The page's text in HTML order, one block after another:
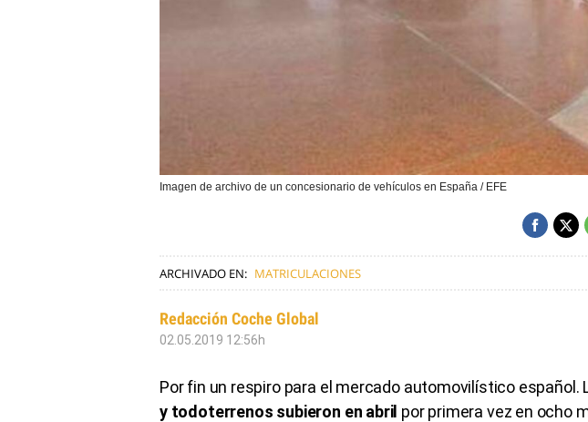
Imagen de archivo de un concesionario de vehículos en España / EFE
ARCHIVADO EN: MATRICULACIONES
Redacción Coche Global
02.05.2019 12:56h
Por fin un respiro para el mercado automovilístico español.
y todoterrenos subieron en abril por primera vez en ocho